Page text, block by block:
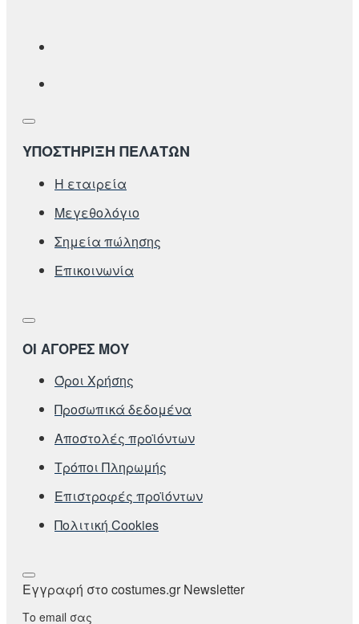
ΥΠΟΣΤΗΡΙΞΗ ΠΕΛΑΤΩΝ
Η εταιρεία
Μεγεθολόγιο
Σημεία πώλησης
Επικοινωνία
ΟΙ ΑΓΟΡΕΣ ΜΟΥ
Όροι Χρήσης
Προσωπικά δεδομένα
Αποστολές προϊόντων
Τρόποι Πληρωμής
Επιστροφές προϊόντων
Πολιτική Cookies
Εγγραφή στο costumes.gr Newsletter
Το email σας